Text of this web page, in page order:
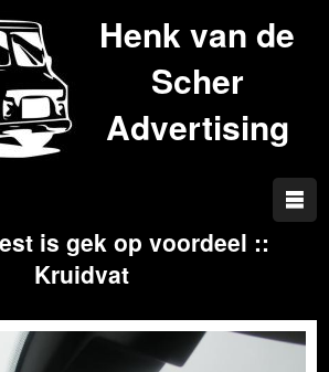
Henk van de
Scher
Advertising
is gek op voordeel ::
Kruidvat